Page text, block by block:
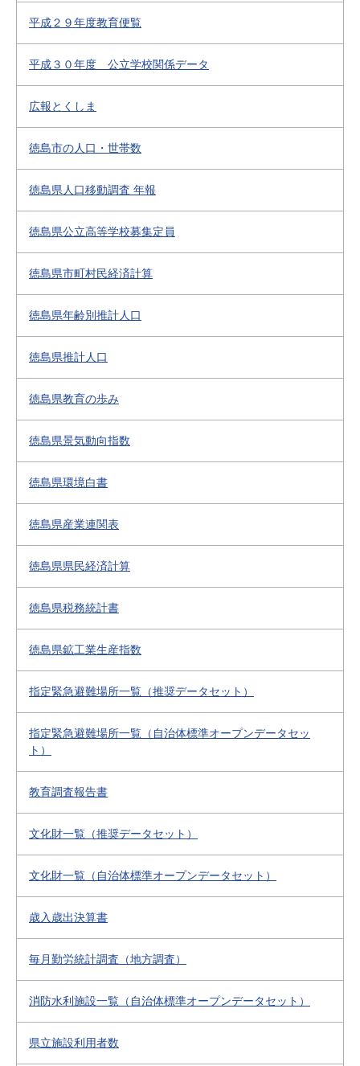
平成２９年度教育便覧
平成３０年度 公立学校関係データ
広報とくしま
徳島市の人口・世帯数
徳島県人口移動調査 年報
徳島県公立高等学校募集定員
徳島県市町村民経済計算
徳島県年齢別推計人口
徳島県推計人口
徳島県教育の歩み
徳島県景気動向指数
徳島県環境白書
徳島県産業連関表
徳島県県民経済計算
徳島県税務統計書
徳島県鉱工業生産指数
指定緊急避難場所一覧（推奨データセット）
指定緊急避難場所一覧（自治体標準オープンデータセッ
ト）
教育調査報告書
文化財一覧（推奨データセット）
文化財一覧（自治体標準オープンデータセット）
歳入歳出決算書
毎月勤労統計調査（地方調査）
消防水利施設一覧（自治体標準オープンデータセット）
県立施設利用者数